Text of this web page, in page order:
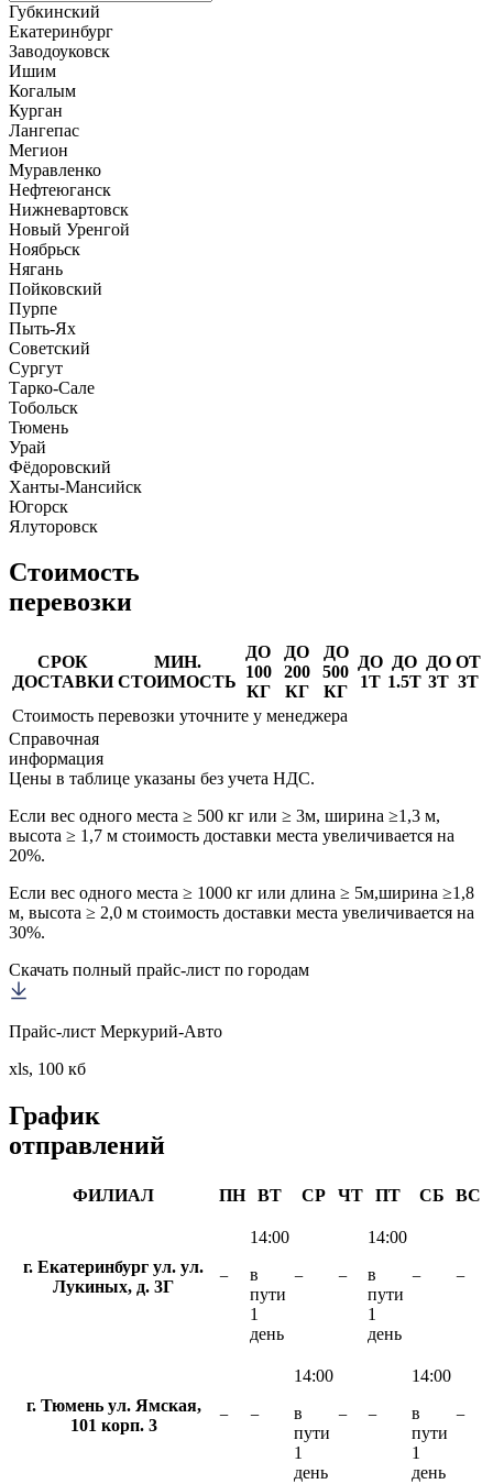
Губкинский
Екатеринбург
Заводоуковск
Ишим
Когалым
Курган
Лангепас
Мегион
Муравленко
Нефтеюганск
Нижневартовск
Новый Уренгой
Ноябрьск
Нягань
Пойковский
Пурпе
Пыть-Ях
Советский
Сургут
Тарко-Сале
Тобольск
Тюмень
Урай
Фёдоровский
Ханты-Мансийск
Югорск
Ялуторовск
Стоимость
перевозки
СРОК
ДОСТАВКИ
МИН.
СТОИМОСТЬ
ДО
100
КГ
ДО
200
КГ
ДО
500
КГ
ДО
1Т
ДО
1.5Т
ДО
3Т
ОТ
3Т
Стоимость перевозки уточните у менеджера
Справочная
информация
Цены в таблице указаны без учета НДС.
Если вес одного места ≥ 500 кг или ≥ 3м, ширина ≥1,3 м,
высота ≥ 1,7 м стоимость доставки места увеличивается на
20%.
Если вес одного места ≥ 1000 кг или длина ≥ 5м,ширина ≥1,8
м, высота ≥ 2,0 м стоимость доставки места увеличивается на
30%.
Скачать полный прайс-лист по городам
Прайс-лист Меркурий-Авто
xls, 100 кб
График
отправлений
ФИЛИАЛ ПН ВТ СР ЧТ ПТ СБ ВС
г. Екатеринбург ул. ул.
Лукиных, д. 3Г
−
14:00
в
пути
1
день
− −
14:00
в
пути
1
день
− −
г. Тюмень ул. Ямская,
101 корп. 3
− −
14:00
в
пути
1
день
− −
14:00
в
пути
1
день
−